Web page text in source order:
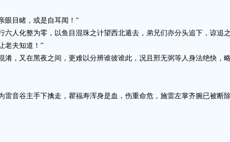
目睹，或是自耳闻！”
人化整为零，以鱼目混珠之计望西北遁去，弟兄们亦分头追下，谅追
老夫知道！”
，又在黑夜之间，更难以分辨谁彼谁此，况且邢无弼等人身法绝快，
音谷主手下擒走，瞿福寿浑身是血，伤重命危，施雷左掌齐腕已被断